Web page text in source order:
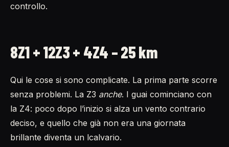
controllo.
8Z1 + 12Z3 + 4Z4 – 25 km
Qui le cose si sono complicate. La prima parte scorre
senza problemi. La Z3 anche. I guai cominciano con
la Z4: poco dopo l’inizio si alza un vento contrario
deciso, e quello che già non era una giornata
brillante diventa un lcalvario.